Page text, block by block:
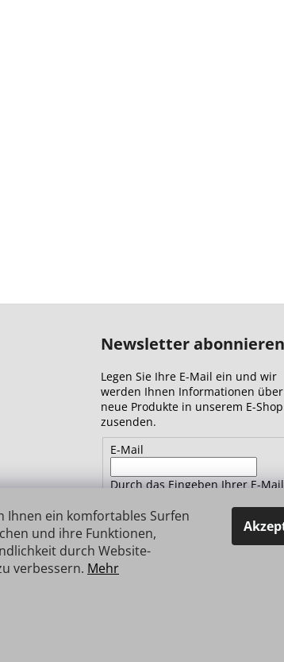
Ihnen ein komfortables Surfen
und ihre Funktionen,
durch Website-
verbessern. Mehr
Newsletter abonnieren
Legen Sie Ihre E-Mail ein und wir
werden Ihnen Informationen über
neue Produkte in unserem E-Shop
zusenden.
E-Mail
Durch das Eingeben Ihrer E-
Datenschutzbestimmungen zu.
ANMELDEN